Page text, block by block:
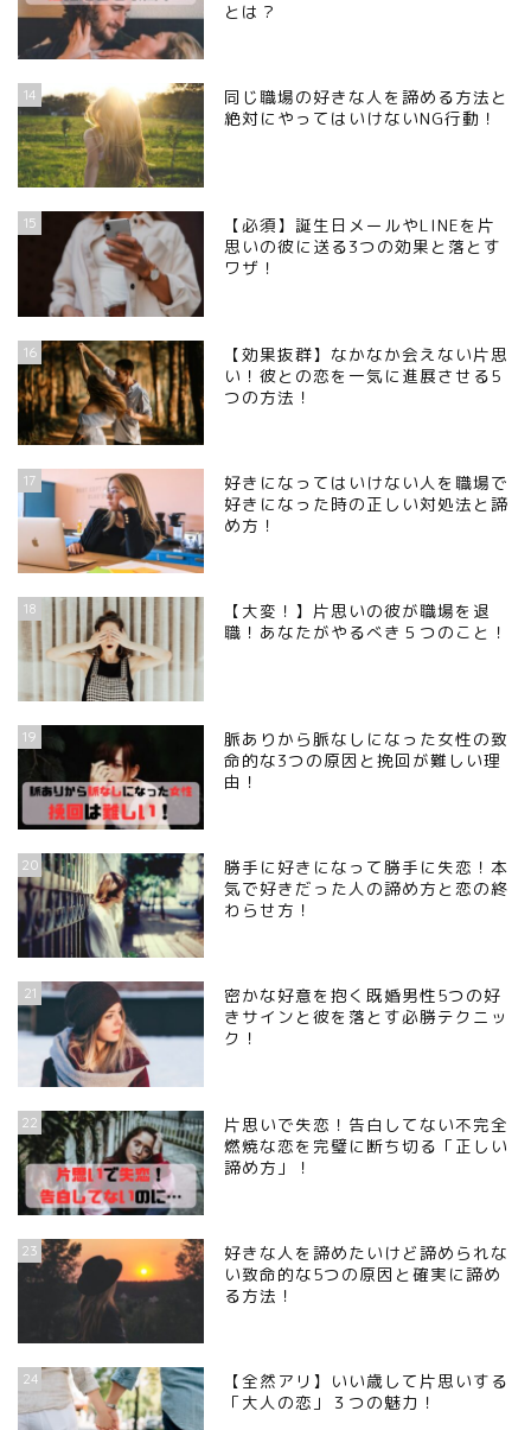
とは？
14
同じ職場の好きな人を諦める方法と
絶対にやってはいけないNG行動！
15
【必須】誕生日メールやLINEを片
思いの彼に送る3つの効果と落とす
ワザ！
16
【効果抜群】なかなか会えない片思
い！彼との恋を一気に進展させる5
つの方法！
17
好きになってはいけない人を職場で
好きになった時の正しい対処法と諦
め方！
18
【大変！】片思いの彼が職場を退
職！あなたがやるべき５つのこと！
19
脈ありから脈なしになった女性の致
命的な3つの原因と挽回が難しい理
由！
20
勝手に好きになって勝手に失恋！本
気で好きだった人の諦め方と恋の終
わらせ方！
21
密かな好意を抱く既婚男性5つの好
きサインと彼を落とす必勝テクニッ
ク！
22
片思いで失恋！告白してない不完全
燃焼な恋を完璧に断ち切る「正しい
諦め方」！
23
好きな人を諦めたいけど諦められな
い致命的な5つの原因と確実に諦め
る方法！
24
【全然アリ】いい歳して片思いする
「大人の恋」３つの魅力！